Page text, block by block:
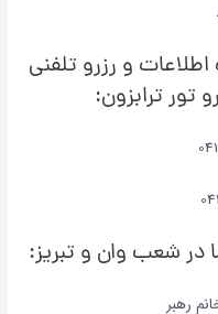
و رزرو تلفنی
تور ترابزون:
در شعب وان و تبریز: